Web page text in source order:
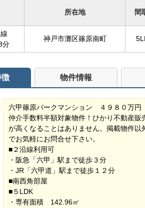
所在地 間
分
神戸市灘区篠原南町
徴 物件情報
六甲篠原パークマンション ４９８０万円
仲介手数料半額対象物件！ひかり不動産
が高くなることはありません。掲載物件
でお気軽にお問合せ下さい。
■２沿線利用可
・阪急「六甲」駅まで徒歩３分
・JR「六甲道」駅まで徒歩１２分
■南西角部屋
■５LDK
・専有面積 142.96㎡